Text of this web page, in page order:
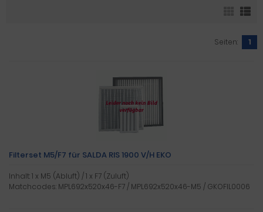
Seiten: 1
Filterset M5/F7 für SALDA RIS 1900 V/H EKO
Inhalt: 1 x M5 (Abluft) / 1 x F7 (Zuluft)
Matchcodes: MPL692x520x46-F7 / MPL692x520x46-M5 / GKOFIL0006